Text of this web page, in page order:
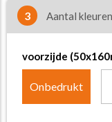
3 Aantal
voorzijde
Onbedrukt